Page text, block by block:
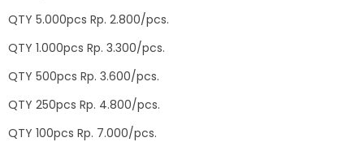
QTY 5.000pcs Rp. 2.800/pcs.
QTY 1.000pcs Rp. 3.300/pcs.
QTY 500pcs Rp. 3.600/pcs.
QTY 250pcs Rp. 4.800/pcs.
QTY 100pcs Rp. 7.000/pcs.